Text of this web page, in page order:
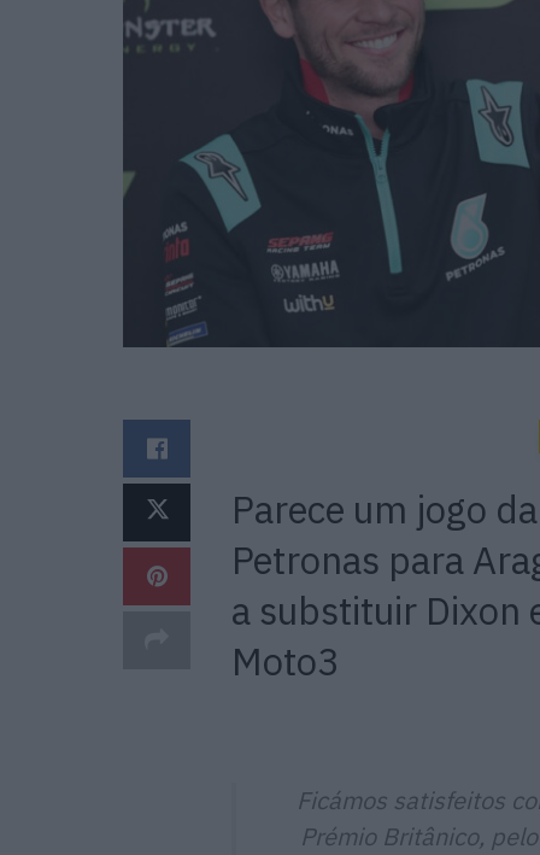
Parece um jogo
Petronas para
a substituir Dixon
Moto3
Ficámos satisfeitos
Prémio Britânico,